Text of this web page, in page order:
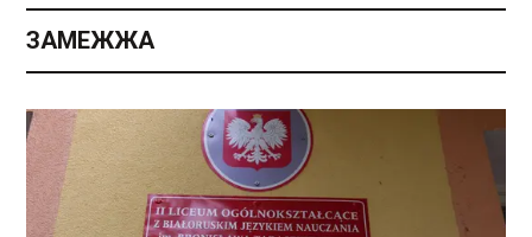
ЗАМЕЖЖА